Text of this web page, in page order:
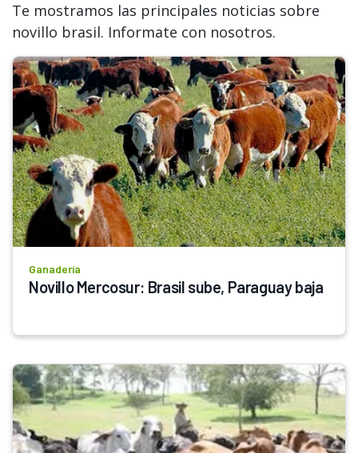
Te mostramos las principales noticias sobre
novillo brasil. Informate con nosotros.
Ganadería
Novillo Mercosur: Brasil sube, Paraguay baja